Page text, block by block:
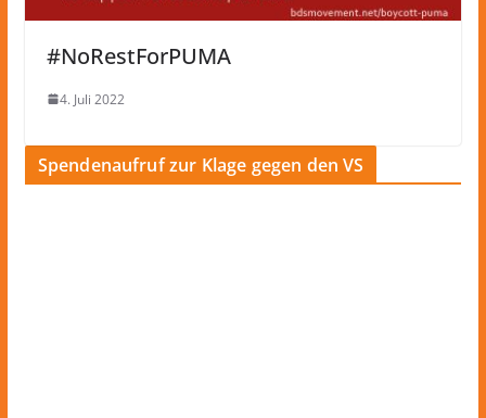
#NoRestForPUMA
4. Juli 2022
Spendenaufruf zur Klage gegen den VS